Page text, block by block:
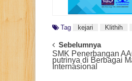
Tag kejari Klithih
Post
Navigation
Sebelumnya
SMK Penerbangan
putrinya di Berbagai
Internasional